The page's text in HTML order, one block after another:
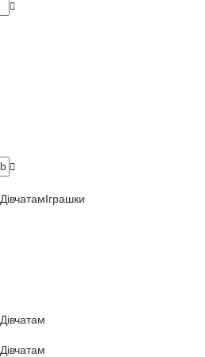
ДівчатамІграшки
Дівчатам
Дівчатам